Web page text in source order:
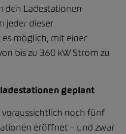
den Ladestationen
jeder dieser
möglich, mit einer
bis zu 360 kW Strom zu
geplant
noch fünf
eröffnet – und zwar